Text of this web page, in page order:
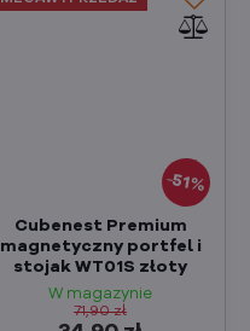
51%
Cubenest Premium
magnetyczny portfel i
stojak WT01S złoty
W magazynie
71,90 zł